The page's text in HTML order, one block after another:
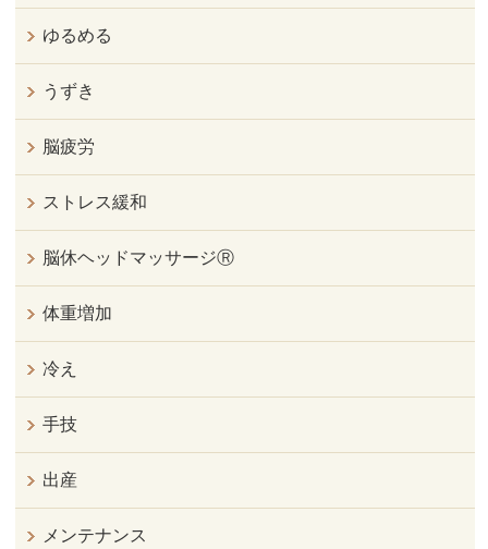
ゆるめる
うずき
脳疲労
ストレス緩和
脳休ヘッドマッサージⓇ
体重増加
冷え
手技
出産
メンテナンス